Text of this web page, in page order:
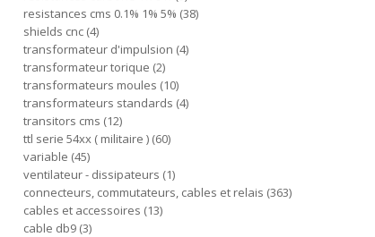
resistances cms 0.1% 1% 5% 38
shields cnc 4
transformateur d'impulsion 4
transformateur torique 2
transformateurs moules 10
transformateurs standards 4
transitors cms 12
ttl serie 54xx ( militaire ) 60
variable 45
ventilateur - dissipateurs 1
connecteurs, commutateurs, cables et relais 363
cables et accessoires 13
cable db9 3